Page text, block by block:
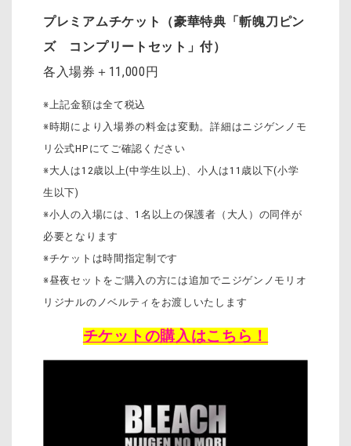
プレミアムチケット（豪華特典「斬魄刀ピン
ズ コンプリートセット」付）
各入場券＋11,000円
※上記金額は全て税込
※時期により入場券の料金は変動。詳細はニジゲンノモ
リ公式HPにてご確認ください
※大人は12歳以上(中学生以上)、小人は11歳以下(小学
生以下)
※小人の入場には、1名以上の保護者（大人）の同伴が
必要となります
※チケットは時間指定制です
※昼夜セットをご購入の方には追加でニジゲンノモリオ
リジナルのノベルティをお渡しいたします
チケットの購入はこちら！